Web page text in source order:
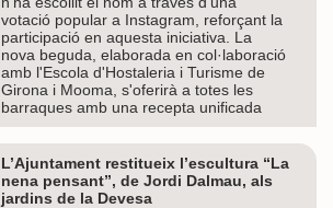
votació popular a Instagram, reforçant la
participació en aquesta iniciativa. La
nova beguda, elaborada en col·laboració
amb l'Escola d'Hostaleria i Turisme de
Girona i Mooma, s'oferirà a totes les
barraques amb una recepta unificada
L’Ajuntament restitueix l’escultura “La
nena pensant”, de Jordi Dalmau, als
jardins de la Devesa